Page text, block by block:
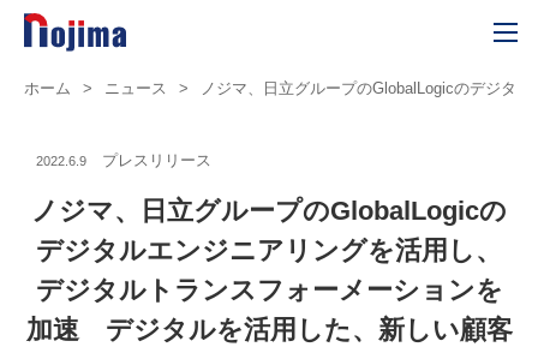
ホーム > ニュース > ノジマ、日立グループのGlobalLogicのデジタ
2022.6.9 プレスリリース
ノジマ、日立グループのGlobalLogicの
デジタルエンジニアリングを活用し、
デジタルトランスフォーメーションを
加速 デジタルを活用した、新しい顧客